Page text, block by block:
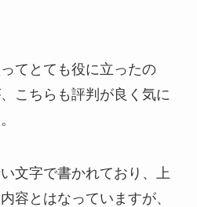
てとても役に立ったの
こちらも評判が良く気に
文字で書かれており、上
容とはなっていますが、